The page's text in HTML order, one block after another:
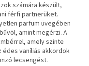
számára készült,
férfi partnerüket.
parfüm üvegében
amint megérzi. A
amely szinte
édes vaníliás akkordok
lecsengést.